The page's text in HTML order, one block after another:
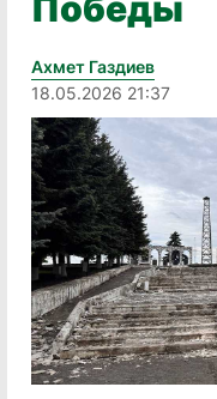
Ахмет Газдиев
18.05.2026 21:37